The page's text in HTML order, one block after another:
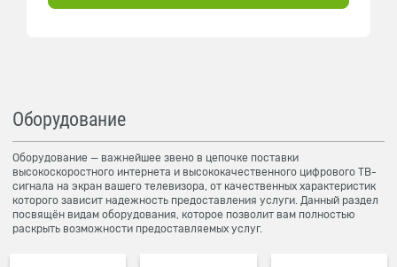
Оборудование
Оборудование — важнейшее звено в цепочке поставки
высокоскоростного интернета и высококачественного цифрового ТВ-
сигнала на экран вашего телевизора, от качественных характеристик
которого зависит надежность предоставления услуги. Данный раздел
посвящён видам оборудования, которое позволит вам полностью
раскрыть возможности предоставляемых услуг.